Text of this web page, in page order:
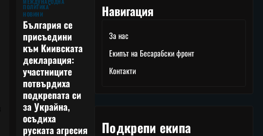
ПОЛИТИКА
НОВИНИ
България се
присъедини
към Киивската
декларация:
участниците
потвърдиха
подкрепата си
за Украйна,
осъдиха
руската агресия
Навигация
За нас
Екипът на Бесарабски фронт
Контакти
Подкрепи екипа